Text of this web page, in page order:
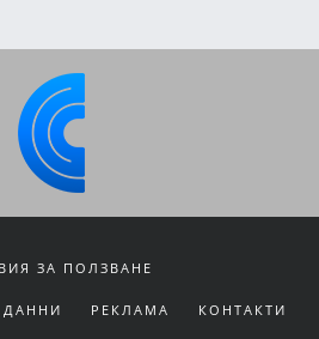
ЗА ПОЛЗВАНЕ
РЕКЛАМА КОНТАКТИ